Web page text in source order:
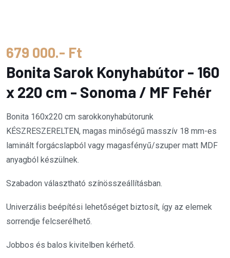
679 000.- Ft
Bonita Sarok Konyhabútor - 160
x 220 cm - Sonoma / MF Fehér
Bonita 160x220 cm sarokkonyhabútorunk
KÉSZRESZERELTEN, magas minőségű masszív 18 mm-es
laminált forgácslapból vagy magasfényű/szuper matt MDF
anyagból készülnek.
Szabadon választható színösszeállításban.
Univerzális beépítési lehetőséget biztosít, így az elemek
sorrendje felcserélhető.
Jobbos és balos kivitelben kérhető.